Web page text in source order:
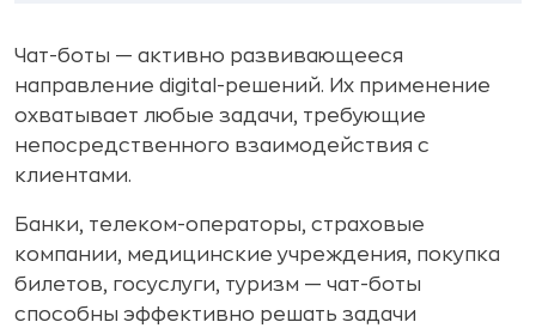
Чат-боты — активно развивающееся
направление digital-решений. Их применение
охватывает любые задачи, требующие
непосредственного взаимодействия с
клиентами.
Банки, телеком-операторы, страховые
компании, медицинские учреждения, покупка
билетов, госуслуги, туризм — чат-боты
способны эффективно решать задачи